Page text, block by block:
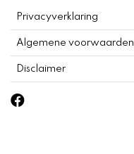
Privacyverklaring
Algemene voorwaarden
Disclaimer